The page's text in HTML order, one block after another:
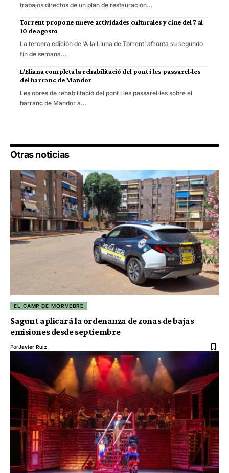
trabajos directos de un plan de restauración…
Torrent propone nueve actividades culturales y cine del 7 al
10 de agosto
La tercera edición de ‘A la Lluna de Torrent’ afronta su segundo
fin de semana…
L’Eliana completa la rehabilitació del pont i les passarel·les
del barranc de Mandor
Les obres de rehabilitació del pont i les passarel·les sobre el
barranc de Mandor a…
Otras noticias
EL CAMP DE MORVEDRE
Sagunt aplicará la ordenanza de zonas de bajas
emisiones desde septiembre
PorJavier Ruiz